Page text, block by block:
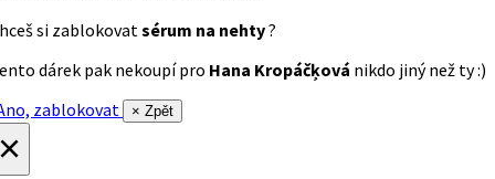
si zablokovatsérum na nehty?
dárek pak nekoupí pro Hana Kropáčķová nikdo jiný než ty :)
zablokovat
× Zpět